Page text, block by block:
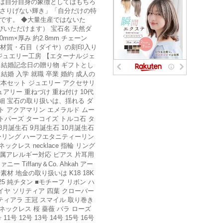
自分自身の象徴としてはもちろ
りげない輝き」「自分だけの特
す。 ◆大量生産ではないた
ただけます） 宝石名 天然ダ
厚み 約2.8mm チェーン
質・石目（ダイヤ）の刻印入り
エリー工房 【エターナルジェ
婚記念日の贈り物 ギフトとし
婚 入学 就職 卒業 婚約 成人の
セット ジュエリー アクセサリ
リー 重ねづけ 重ね付け 10代
宝石の取り扱いは、揺れる ダ
アクアマリン エメラルド ムー
パーズ ターコイズ トルコ石 タ
誕生石 9月誕生石 10月誕生石
ング ハーフエタニティーリン
ックレス necklace 指輪 リング
アレルギー対応 ピアス 片耳用
ニー Tiffany＆Co. Ahkah アー
材 地金の取り扱いは K18 18K
純チタン ■モチーフ リボン ハ
ヤ ソリティア 四葉 クローバー
アラ 王冠 スマイル 取り巻き
ックレス 桜 薔薇 バラ ローズ
号 12号 13号 14号 15号 16号